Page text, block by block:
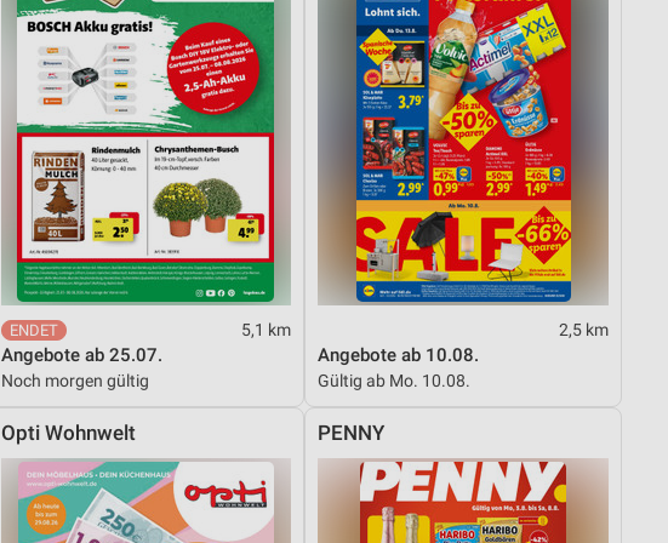
5,1 km
Angebote ab 25.07.
Noch morgen gültig
2,5 km
Angebote ab 10.08.
Gültig ab Mo. 10.08.
Opti Wohnwelt PENNY